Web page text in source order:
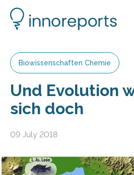
Biowissenschaften Chemie
Und Evolution
sich doch
09 July 2018